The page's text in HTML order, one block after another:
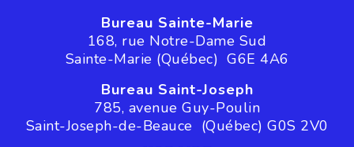
Bureau Sainte-Marie
168, rue Notre-Dame Sud
Sainte-Marie (Québec) G6E 4A6
Bureau Saint-Joseph
785, avenue Guy-Poulin
Saint-Joseph-de-Beauce (Québec) G0S 2V0